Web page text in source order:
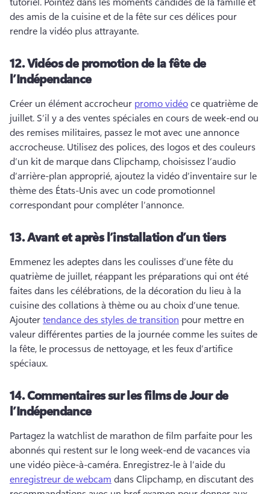
des amis de la cuisine et de la fête sur ces délices pour
rendre la vidéo plus attrayante.
12.Vidéos de promotion de la fête de
l’Indépendance
Créer un élément accrocheur promo vidéo ce quatrième de
juillet. S’il y a des ventes spéciales en cours de week-end ou
des remises militaires, passez le mot avec une annonce
accrocheuse. Utilisez des polices, des logos et des couleurs
d’un kit de marque dans Clipchamp, choisissez l’audio
d’arrière-plan approprié, ajoutez la vidéo d’inventaire sur le
thème des États-Unis avec un code promotionnel
correspondant pour compléter l’annonce.
13.Avant et après l’installation d’un tiers
Emmenez les adeptes dans les coulisses d’une fête du
quatrième de juillet, réappant les préparations qui ont été
faites dans les célébrations, de la décoration du lieu à la
Ajouter tendance des styles de transition pour mettre en
valeur différentes parties de la journée comme les suites de
la fête, le processus de nettoyage, et les feux d’artifice
spéciaux.
14.Commentaires sur les films de Jour de
l’Indépendance
Partagez la watchlist de marathon de film parfaite pour les
abonnés qui restent sur le long week-end de vacances via
une vidéo pièce-à-caméra. Enregistrez-le à l’aide du
enregistreur de webcam dans Clipchamp, en discutant des